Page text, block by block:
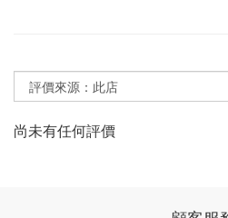
尚未有任何評價